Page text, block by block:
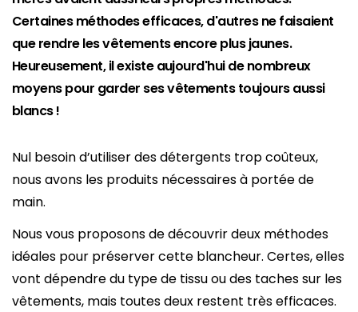
Certaines méthodes efficaces, d'autres ne faisaient
que rendre les vêtements encore plus jaunes.
Heureusement, il existe aujourd'hui de nombreux
moyens pour garder ses vêtements toujours aussi
blancs !
Nul besoin d’utiliser des détergents trop coûteux,
nous avons les produits nécessaires à portée de
main.
Nous vous proposons de découvrir deux méthodes
idéales pour préserver cette blancheur. Certes, elles
vont dépendre du type de tissu ou des taches sur les
vêtements, mais toutes deux restent très efficaces.